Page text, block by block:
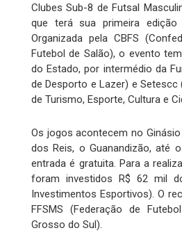
Clubes Sub-8 de Futsal
que terá sua primeira edição
Organizada pela CBFS
Futebol de Salão), o evento
do Estado, por intermédio da
de Desporto e Lazer) e Setescc
de Turismo, Esporte, Cultura e
Os jogos acontecem no
dos Reis, o Guanandizão, até
entrada é gratuita. Para a
foram investidos R$ 62 mil
Investimentos Esportivos). O
FFSMS (Federação de
Grosso do Sul).